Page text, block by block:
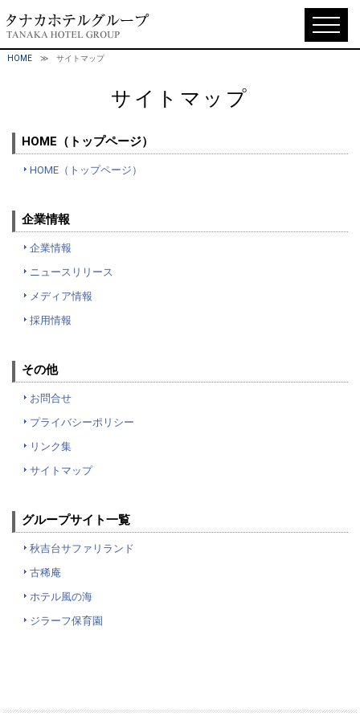
HOME ≫ サイトマップ
サイトマップ
HOME（トップページ）
HOME（トップページ）
企業情報
企業情報
ニュースリリース
メディア情報
採用情報
その他
お問合せ
プライバシーポリシー
リンク集
サイトマップ
グループサイト一覧
秋吉台サファリランド
古稀庵
ホテル風の海
ジラーフ保育園